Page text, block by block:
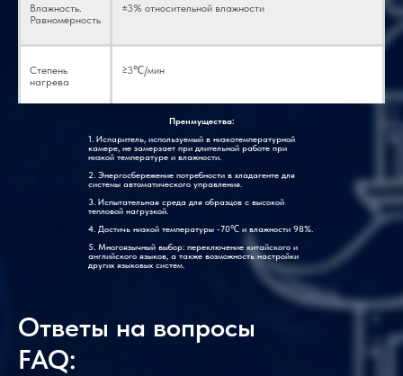
Влажность.
Равномерность
±3% относительной влажности
Степень
нагрева
≥3℃/мин
Преимущества:
1. Испаритель, используемый в низкотемпературной
камере, не замерзает при длительной работе при
низкой температуре и влажности.
2. Энергосбережение потребности в хладагенте для
системы автоматического управления.
3. Испытательная среда для образцов с высокой
тепловой нагрузкой.
4. Достичь низкой температуры -70℃ и влажности 98%.
5. Многоязычный выбор: переключение китайского и
английского языков, а также возможность настройки
других языковых систем.
Ответы на вопросы
FAQ: